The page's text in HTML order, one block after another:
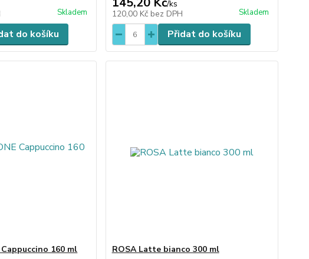
Skladem
do košíku
/ks
120,00 Kč bez DPH Skladem
Přidat do košíku
Cappuccino 160 ml ROSA Latte bianco 300 ml